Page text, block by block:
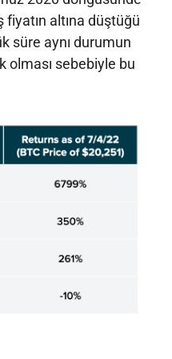
altına düştüğü
süre aynı durumun
olması sebebiyle bu